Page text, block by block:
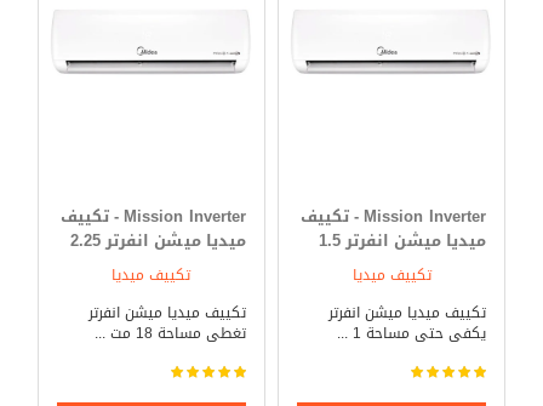
Mission Inverter - تكييف
ميديا ميشن انفرتر 1.5
حصان بارد _ ساخن
تكييف ميديا
تكييف ميديا ميشن انفرتر
يكفى حتى مساحة 1 ...
Mission Inverter - تكييف
ميديا ميشن انفرتر 2.25
حصان بارد _ ساخن
تكييف ميديا
تكييف ميديا ميشن انفرتر
تغطى مساحة 18 مت ...